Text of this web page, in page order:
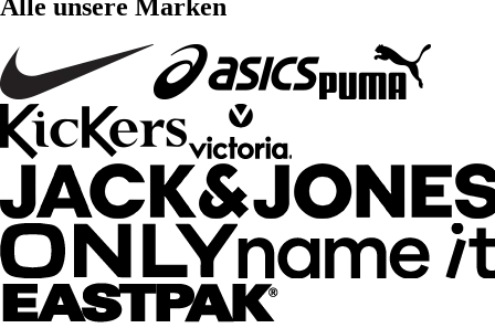
Alle unsere Marken